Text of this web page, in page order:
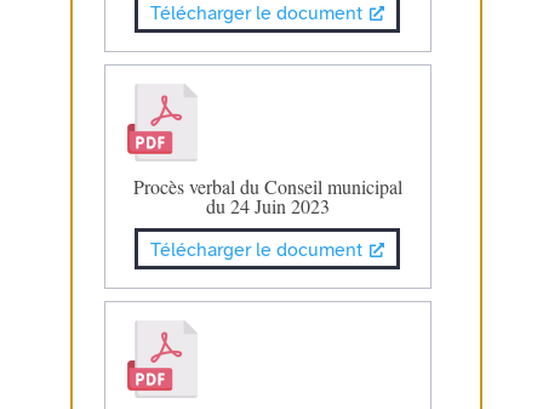
Télécharger le document
Procès verbal du Conseil municipal
du 24 Juin 2023
Télécharger le document